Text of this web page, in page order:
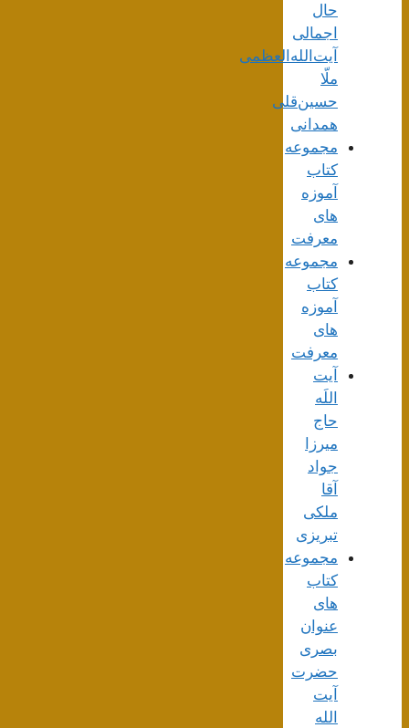
حال
اجمالی
آیت‌الله‌العظمی
ملّا
حسین‌قلی
همدانی
مجموعه
کتاب
آموزه
های
معرفت
مجموعه
کتاب
آموزه
های
معرفت
آیت
اللَه
حاج
میرزا
جواد
آقا
ملکی
تبریزی
مجموعه
کتاب
های
عنوان
بصری
حضرت
آیت
الله